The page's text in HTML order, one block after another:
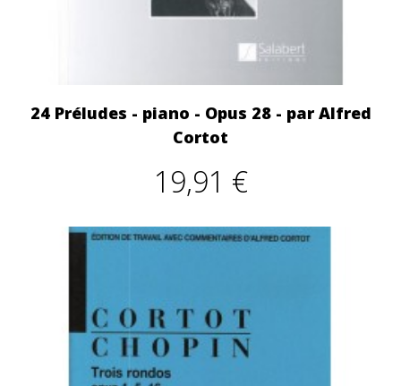
24 Préludes - piano - Opus 28 - par Alfred
Cortot
19,91 €